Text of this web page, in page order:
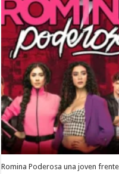
Romina Poderosa una joven